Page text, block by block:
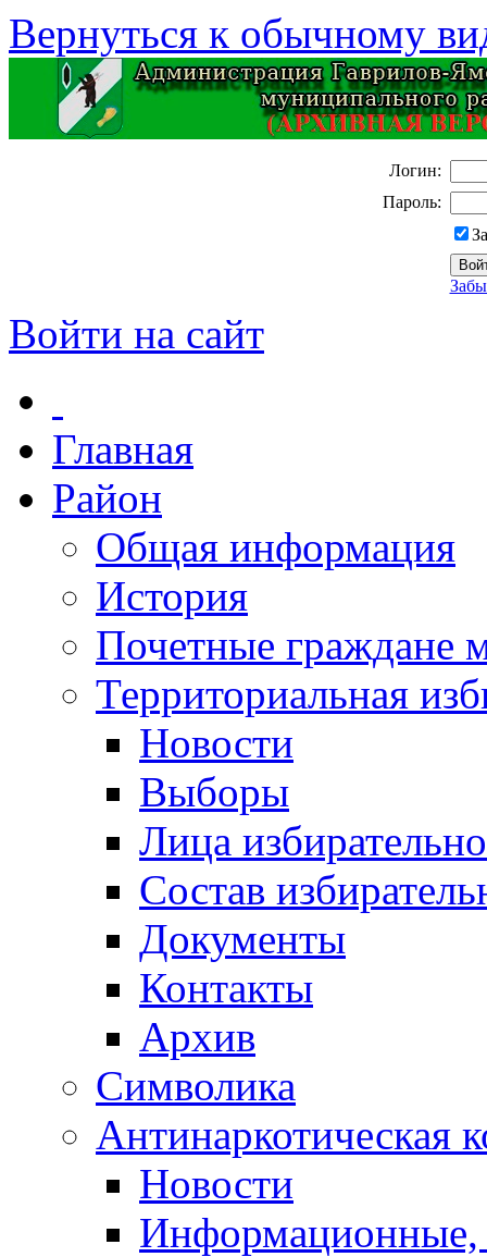
Вернуться к обычному
Логин:
Пароль:
Войти на сайт
Главная
Район
Общая информация
История
Почетные граждане
Территориальная
Новости
Выборы
Лица
Состав
Документы
Контакты
Архив
Символика
Антинаркотическая
Новости
Информационные,